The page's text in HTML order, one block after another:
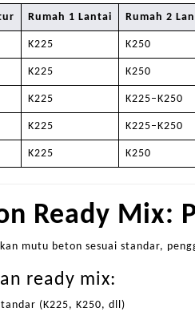
Rumah 1 Lantai Rumah 2
K225 K250
K225 K250
K225 K225–K250
K225 K225–K250
K225 K250
Ready Mix:
mutu beton sesuai standar,
ready mix:
(K225, K250, dll)